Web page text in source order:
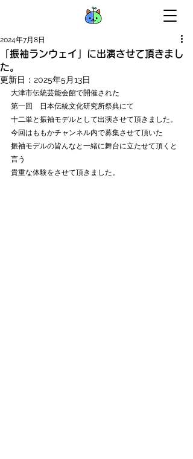
「振袖ランウェイ」に出演させて頂きまし
た。
2024年7月8日
更新日： 2025年5月13日
大津市伝統芸能会館で開催された
第一回　日本伝統文化研究所祭典にて
十二単と振袖モデルとして出演させて頂きました。
今回はももかチャンネル内で募集させて頂いた
振袖モデルの皆んなと一緒に舞台に立たせて頂くと
言う
貴重な体験をさせて頂きました。